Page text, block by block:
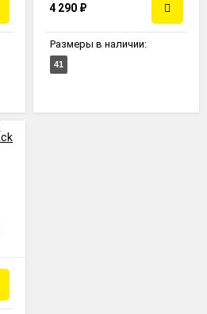
4 290 ₽
Размеры в наличии:
41